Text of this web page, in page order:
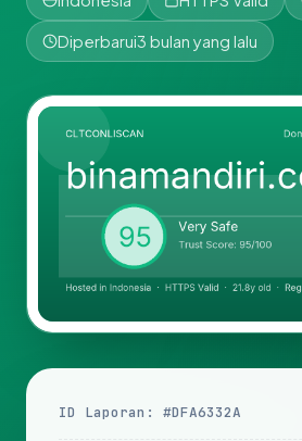
Diperbarui3 bulan yang lalu
ID Laporan: #DFA6332A